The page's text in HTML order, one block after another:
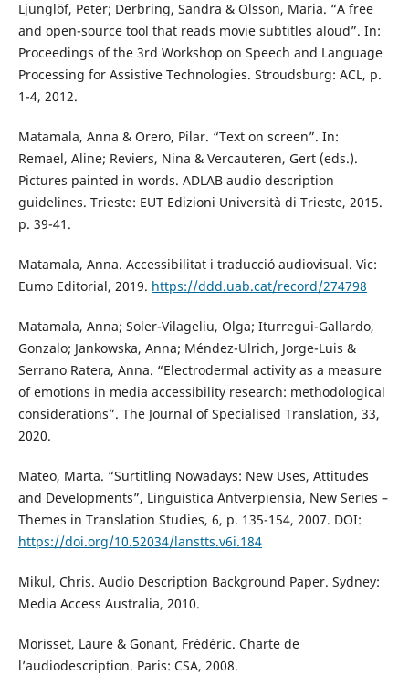
Ljunglöf, Peter; Derbring, Sandra & Olsson, Maria. “A free
and open-source tool that reads movie subtitles aloud”. In:
Proceedings of the 3rd Workshop on Speech and Language
Processing for Assistive Technologies. Stroudsburg: ACL, p.
1-4, 2012.
Matamala, Anna & Orero, Pilar. “Text on screen”. In:
Remael, Aline; Reviers, Nina & Vercauteren, Gert (eds.).
Pictures painted in words. ADLAB audio description
guidelines. Trieste: EUT Edizioni Università di Trieste, 2015.
p. 39-41.
Matamala, Anna. Accessibilitat i traducció audiovisual. Vic:
Eumo Editorial, 2019. https://ddd.uab.cat/record/274798
Matamala, Anna; Soler-Vilageliu, Olga; Iturregui-Gallardo,
Gonzalo; Jankowska, Anna; Méndez-Ulrich, Jorge-Luis &
Serrano Ratera, Anna. “Electrodermal activity as a measure
of emotions in media accessibility research: methodological
considerations”. The Journal of Specialised Translation, 33,
2020.
Mateo, Marta. “Surtitling Nowadays: New Uses, Attitudes
and Developments”, Linguistica Antverpiensia, New Series –
Themes in Translation Studies, 6, p. 135-154, 2007. DOI:
https://doi.org/10.52034/lanstts.v6i.184
Mikul, Chris. Audio Description Background Paper. Sydney:
Media Access Australia, 2010.
Morisset, Laure & Gonant, Frédéric. Charte de
l’audiodescription. Paris: CSA, 2008.